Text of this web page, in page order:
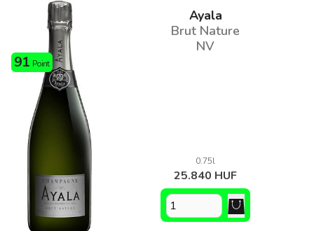
91 Point
Ayala
Brut Nature
NV
0.75l
25.840 HUF